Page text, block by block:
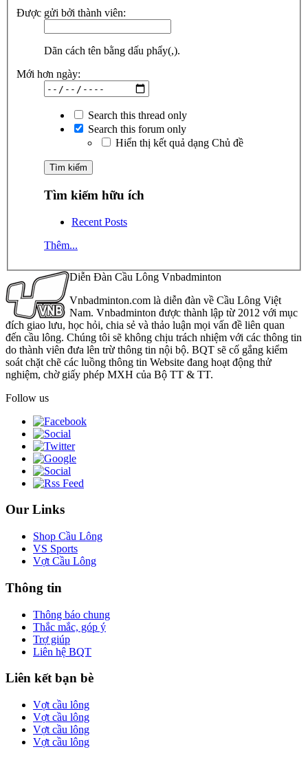
Được gửi bởi thành viên:
Dãn cách tên bằng dấu phẩy(,).
Mới hơn ngày:
Search this thread only
Search this forum only
Hiển thị kết quả dạng Chủ đề
Tìm kiếm hữu ích
Recent Posts
Thêm...
Diễn Đàn Cầu Lông Vnbadminton
Vnbadminton.com là diễn đàn về Cầu Lông Việt
Nam. Vnbadminton được thành lập từ 2012 với mục
đích giao lưu, học hỏi, chia sẻ và thảo luận mọi vấn đề liên quan
đến cầu lông. Chúng tôi sẽ không chịu trách nhiệm với các thông tin
do thành viên đưa lên trừ thông tin nội bộ. BQT sẽ cố gắng kiểm
soát chặt chẽ các luồng thông tin Website đang hoạt động thử
nghiệm, chờ giấy phép MXH của Bộ TT & TT.
Follow us
Our Links
Shop Cầu Lông
VS Sports
Vợt Cầu Lông
Thông tin
Thông báo chung
Thắc mắc, góp ý
Trợ giúp
Liên hệ BQT
Liên kết bạn bè
Vợt cầu lông
Vợt cầu lông
Vợt cầu lông
Vợt cầu lông